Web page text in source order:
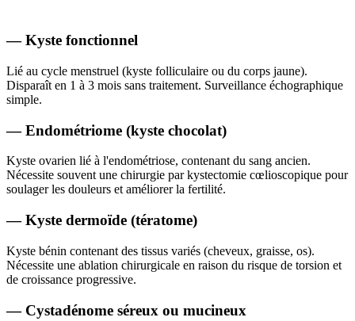
—Kyste fonctionnel
Lié au cycle menstruel (kyste folliculaire ou du corps jaune).
Disparaît en 1 à 3 mois sans traitement. Surveillance échographique
simple.
—Endométriome (kyste chocolat)
Kyste ovarien lié à l'endométriose, contenant du sang ancien.
Nécessite souvent une chirurgie par kystectomie cœlioscopique pour
soulager les douleurs et améliorer la fertilité.
—Kyste dermoïde (tératome)
Kyste bénin contenant des tissus variés (cheveux, graisse, os).
Nécessite une ablation chirurgicale en raison du risque de torsion et
de croissance progressive.
—Cystadénome séreux ou mucineux